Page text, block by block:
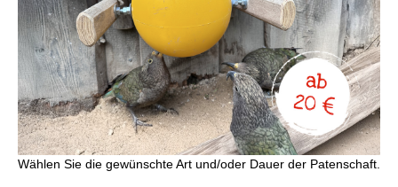
Wählen Sie die gewünschte Art und/oder Dauer der Patenschaft.